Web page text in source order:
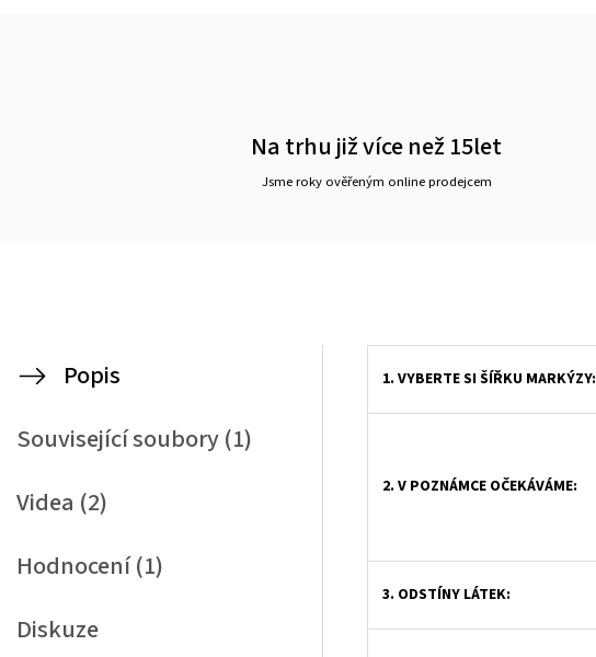
Na trhu již více než 15let
Jsme roky ověřeným online prodejcem
Popis
Související soubory (1)
Videa (2)
Hodnocení (1)
Diskuze
1. VYBERTE SI ŠÍŘKU MARKÝZY:
2. V POZNÁMCE OČEKÁVÁME:
3. ODSTÍNY LÁTEK: